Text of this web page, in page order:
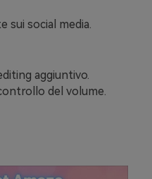
sui social media.
aggiuntivo.
del volume.